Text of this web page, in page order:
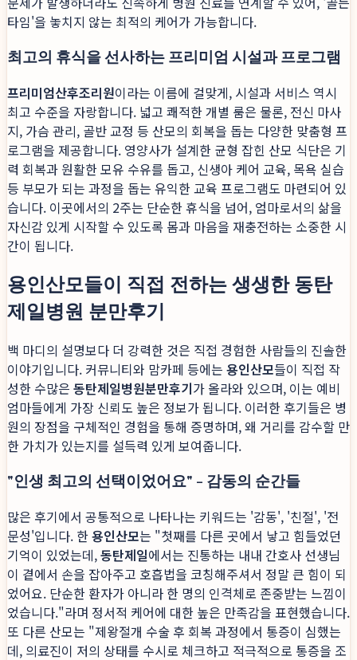
타임'을 놓치지 않는 최적의 케어가 가능합니다.
최고의 휴식을 선사하는 프리미엄 시설과 프로그램
프리미엄산후조리원이라는 이름에 걸맞게, 시설과 서비스 역시
최고 수준을 자랑합니다. 넓고 쾌적한 개별 룸은 물론, 전신 마사
지, 가슴 관리, 골반 교정 등 산모의 회복을 돕는 다양한 맞춤형 프
로그램을 제공합니다. 영양사가 설계한 균형 잡힌 산모 식단은 기
력 회복과 원활한 모유 수유를 돕고, 신생아 케어 교육, 목욕 실습
등 부모가 되는 과정을 돕는 유익한 교육 프로그램도 마련되어 있
습니다. 이곳에서의 2주는 단순한 휴식을 넘어, 엄마로서의 삶을
자신감 있게 시작할 수 있도록 몸과 마음을 재충전하는 소중한 시
간이 됩니다.
용인산모들이 직접 전하는 생생한 동탄
제일병원 분만후기
백 마디의 설명보다 더 강력한 것은 직접 경험한 사람들의 진솔한
이야기입니다. 커뮤니티와 맘카페 등에는 용인산모들이 직접 작
성한 수많은 동탄제일병원분만후기가 올라와 있으며, 이는 예비
엄마들에게 가장 신뢰도 높은 정보가 됩니다. 이러한 후기들은 병
원의 장점을 구체적인 경험을 통해 증명하며, 왜 거리를 감수할 만
한 가치가 있는지를 설득력 있게 보여줍니다.
"인생 최고의 선택이었어요" - 감동의 순간들
많은 후기에서 공통적으로 나타나는 키워드는 '감동', '친절', '전
문성'입니다. 한용인산모는 "첫째를 다른 곳에서 낳고 힘들었던
기억이 있었는데,동탄제일에서는 진통하는 내내 간호사 선생님
이 곁에서 손을 잡아주고 호흡법을 코칭해주셔서 정말 큰 힘이 되
었어요. 단순한 환자가 아니라 한 명의 인격체로 존중받는 느낌이
었습니다."라며 정서적 케어에 대한 높은 만족감을 표현했습니다.
또 다른 산모는 "제왕절개 수술 후 회복 과정에서 통증이 심했는
데, 의료진이 저의 상태를 수시로 체크하고 적극적으로 통증을 조